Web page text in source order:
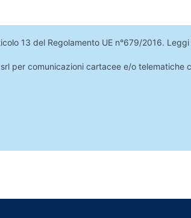
13 del Regolamento UE n°679/2016.
per comunicazioni cartacee e/o telematiche